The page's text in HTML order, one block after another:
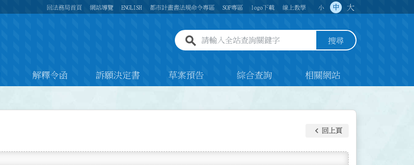
回法務局首頁 網站導覽 ENGLISH 都市計畫書法規命令專區 SOP專區 logo下載 線上教學 小 中 大
全站查詢關鍵字欄位 搜尋
解釋令函 訴願決定書 草案預告 綜合查詢 相關網站
keyboard_arrow_left 回上頁